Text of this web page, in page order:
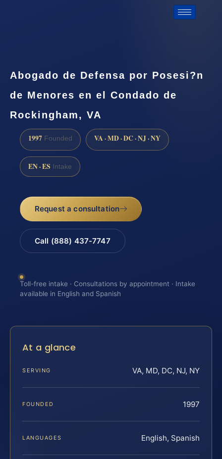
Abogado de Defensa por Posesi?n
de Menores en el Condado de
Rockingham, VA
1997 Founded VA · MD · DC · NJ · NY
EN · ES Intake
Request a consultation
Call (888) 437-7747
Toll-free intake · Consultations by appointment · Intake
available in English and Spanish
At a glance
SERVING VA, MD, DC, NJ, NY
FOUNDED 1997
LANGUAGES English, Spanish